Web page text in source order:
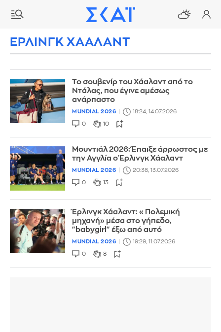
ΕΡΛΙΝΓΚ ΧΑΑΛΑΝΤ
Το σουβενίρ του Χάαλαντ από το
Ντάλας, που έγινε αμέσως
ανάρπαστο
MUNDIAL 2026 18:24, 14.07.2026
0 10
Μουντιάλ 2026: Έπαιξε άρρωστος με
την Αγγλία ο Έρλινγκ Χάαλαντ
MUNDIAL 2026 20:38, 13.07.2026
0 13
Έρλινγκ Χάαλαντ: «Πολεμική
μηχανή» μέσα στο γήπεδο,
"babygirl" έξω από αυτό
MUNDIAL 2026 19:29, 11.07.2026
0 8